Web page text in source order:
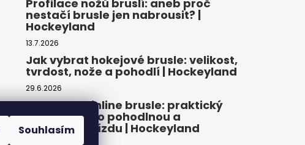
Souhlasím
Profilace nožů bruslí: aneb proč
nestačí brusle jen nabrousit? |
Hockeyland
13.7.2026
Jak vybrat hokejové brusle: velikost,
tvrdost, nože a pohodlí | Hockeyland
29.6.2026
Jak vybrat inline brusle: praktický
průvodce pro pohodlnou a
bezpečnou jízdu | Hockeyland